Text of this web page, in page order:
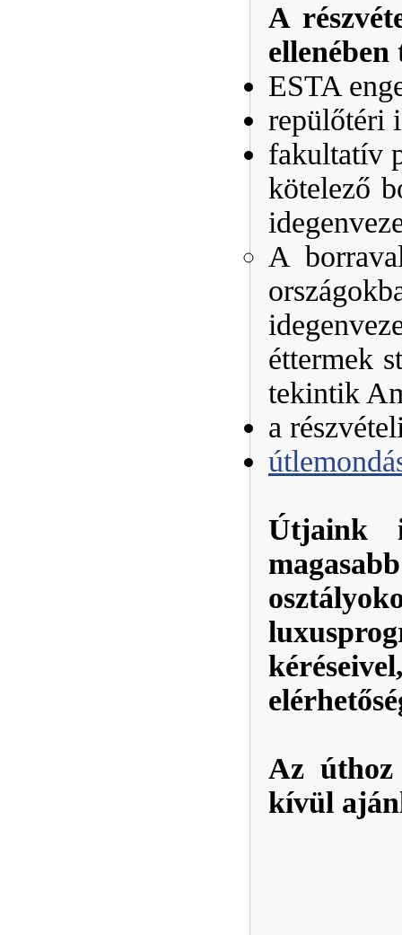
A
ESTA
repülőtéri
fakultatív
kötelező
A
éttermek
tekintik
a
Útjaink
Az úthoz
kívül